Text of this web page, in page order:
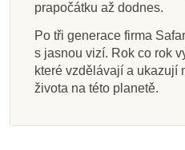
prapočátku až dodnes.
Po tři generace firma
s jasnou vizí. Rok co rok
které vzdělávají a ukazují
života na této planetě.